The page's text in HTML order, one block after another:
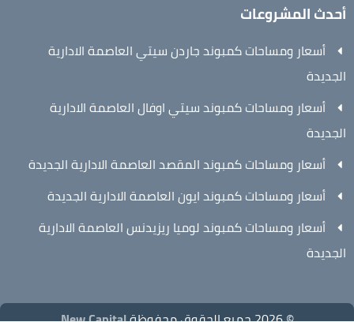
أحدث المشروعات
أسعار ومساحات كمبوند جاردن سيتي العاصمة الادارية
الجديدة
أسعار ومساحات كمبوند سيتي اوفال العاصمة الادارية
الجديدة
أسعار ومساحات كمبوند المقصد العاصمة الادارية الجديدة
أسعار ومساحات كمبوند ايون العاصمة الادارية الجديدة
أسعار ومساحات كمبوند لوميا ريزيدنس العاصمة الادارية
الجديدة